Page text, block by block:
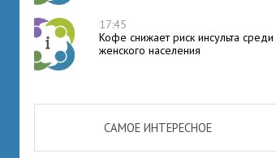
17:45
Кофе снижает риск инсульта среди
женского населения
САМОЕ ИНТЕРЕСНОЕ